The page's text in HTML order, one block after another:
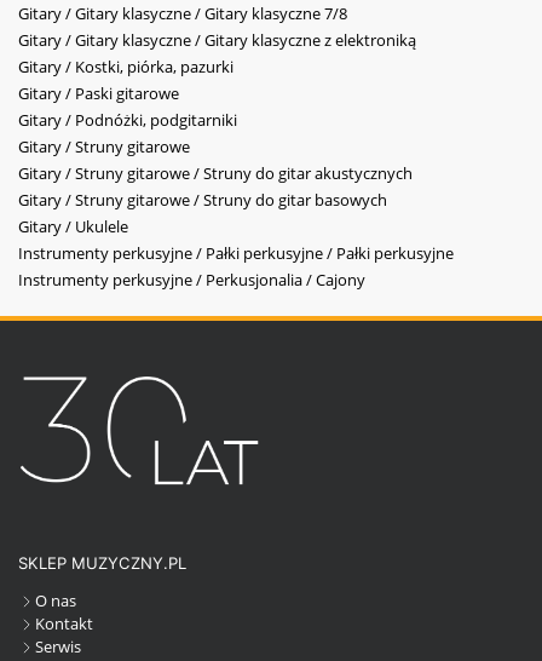
Gitary / Gitary klasyczne / Gitary klasyczne 7/8
Gitary / Gitary klasyczne / Gitary klasyczne z elektroniką
Gitary / Kostki, piórka, pazurki
Gitary / Paski gitarowe
Gitary / Podnóżki, podgitarniki
Gitary / Struny gitarowe
Gitary / Struny gitarowe / Struny do gitar akustycznych
Gitary / Struny gitarowe / Struny do gitar basowych
Gitary / Ukulele
Instrumenty perkusyjne / Pałki perkusyjne / Pałki perkusyjne
Instrumenty perkusyjne / Perkusjonalia / Cajony
SKLEP MUZYCZNY.PL
O nas
Kontakt
Serwis